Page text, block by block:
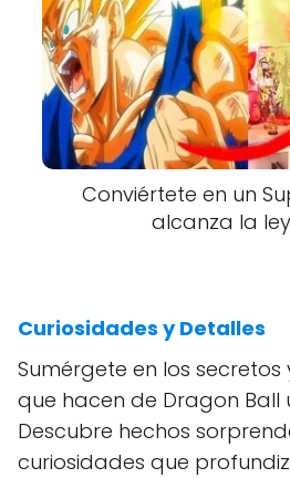
Conviértete en un
alcanza la
Curiosidades y Detalles
Sumérgete en los
que hacen de Dragon Ball
Descubre hechos
curiosidades que